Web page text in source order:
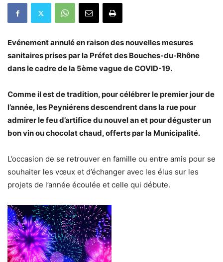
Evénement annulé en raison des nouvelles mesures
sanitaires prises par la Préfet des Bouches-du-Rhône
dans le cadre de la 5ème vague de COVID-19.
Comme il est de tradition, pour célébrer le premier jour de
l’année, les Peyniérens descendrent dans la rue pour
admirer le feu d’artifice du nouvel an et pour déguster un
bon vin ou chocolat chaud, offerts par la Municipalité.
L’occasion de se retrouver en famille ou entre amis pour se
souhaiter les vœux et d’échanger avec les élus sur les
projets de l’année écoulée et celle qui débute.